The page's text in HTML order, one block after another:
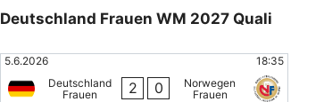
Deutschland Frauen WM 2027 Quali
5.6.2026
18:35
Deutschland
Frauen
2 0
Norwegen
Frauen